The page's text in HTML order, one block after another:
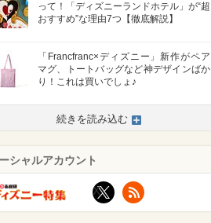
って！「ディズニーランドホテル」が“超
おすすめ”な理由7つ【徹底解説】
「Francfranc×ディズニー」新作がペア
マグ、トートバッグなど神デザインばか
り！これは買いでしょ♪
続きを読み込む
シャルアカウント
X